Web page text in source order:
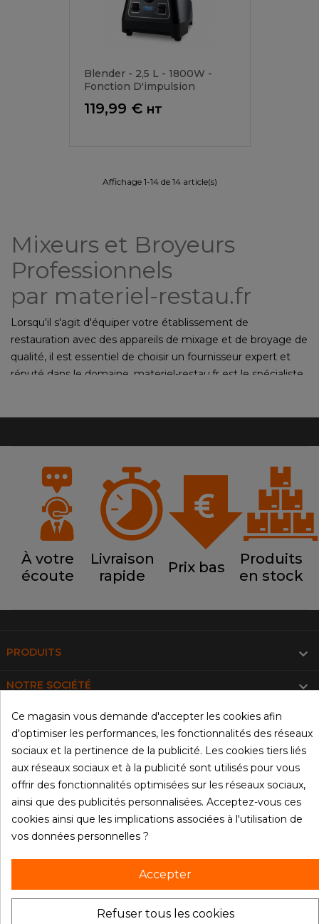
Blender - 2,5 L - 1800W -
Fonction D'impulsion
Prix
119,99 € HT
Affichage 1-14 de 14 article(s)
Mixeurs et Broyeurs
Professionnels
par materiel-restau.fr
Lorsqu'il s'agit d'équiper votre établissement de
restauration avec des appareils de mixage et de broyage de
qualité, il est essentiel de choisir un fournisseur expert et
réputé dans le domaine. materiel-restau.fr est le spécialiste
En matière de mixage et de broyage, nos produits sont
conçus pour répondre aux exigences des professionnels de
la restauration.
Blender professionnel
Les blenders professionnels que nous proposons sont idéals
pour réaliser des soupes, des smoothies, des milkshakes ou
réglages de vitesse sont intuitifs, permettant une utilisation
Broyeur alimentaire
Nos broyeurs alimentaires sont parfaits pour réduire en
poudre une variété d'ingrédients, tels que les épices, les
fruits secs ou encore les glaçons. Ils disposent de lames
tranchantes et de réglages adaptables, vous garantissant
un résultat homogène et une texture agréable pour toutes
vos préparations culinaires.
Mixeurs plongeants et à main
Pour une plus grande polyvalence et praticité, découvrez
nos mixeurs plongeants et à main.
Mixeur plongeant professionnel
À votre
écoute
Livraison
rapide
Prix bas
Produits
en stock
PRODUITS 
NOTRE SOCIÉTÉ 
VOTRE COMPTE
INFORMATIONS
© 2026 - Materiel-restau.fr
Ce magasin vous demande d'accepter les cookies afin
d'optimiser les performances, les fonctionnalités des réseaux
sociaux et la pertinence de la publicité. Les cookies tiers liés
aux réseaux sociaux et à la publicité sont utilisés pour vous
offrir des fonctionnalités optimisées sur les réseaux sociaux,
ainsi que des publicités personnalisées. Acceptez-vous ces
cookies ainsi que les implications associées à l'utilisation de
vos données personnelles ?
Accepter
Refuser tous les cookies